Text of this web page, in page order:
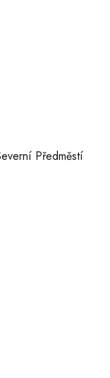
Předměstí